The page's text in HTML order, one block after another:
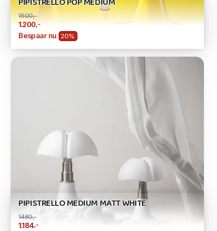
1500,-
1.200,-
Bespaar nu 20%
PIPISTRELLO MEDIUM MATT WHITE
1480,-
1.184,-